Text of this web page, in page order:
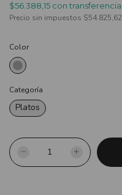
Precio sin impuestos $54.825,62
$56.388,15 con transferencia
Color
Categoría
Platos